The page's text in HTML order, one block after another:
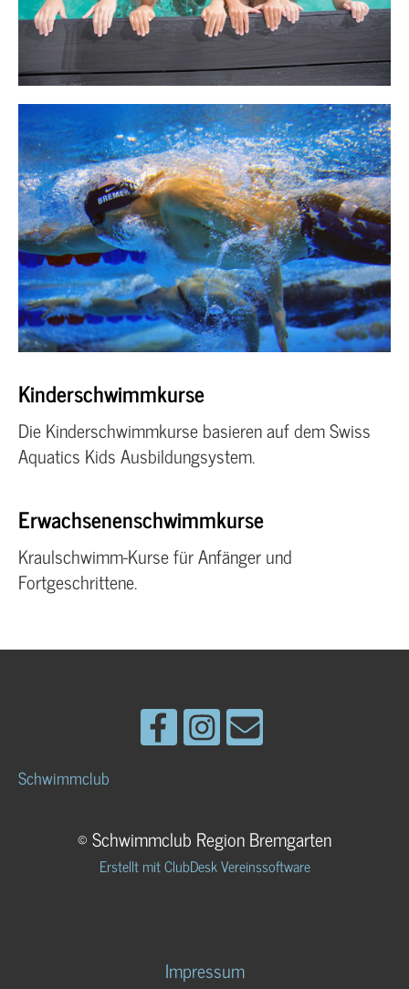
Kinderschwimmkurse
Die Kinderschwimmkurse basieren auf dem Swiss
Aquatics Kids Ausbildungsystem.
Erwachsenenschwimmkurse
Kraulschwimm-Kurse für Anfänger und
Fortgeschrittene.
Schwimmclub
© Schwimmclub Region Bremgarten
Erstellt mit ClubDesk Vereinssoftware
Impressum